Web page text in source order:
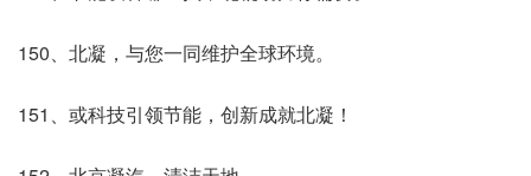
150、北凝，与您一同维护全球环境。
151、或科技引领节能，创新成就北凝！